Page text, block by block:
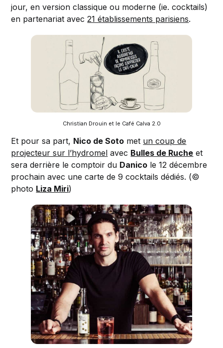
jour, en version classique ou moderne (ie. cocktails)
en partenariat avec21 établissements parisiens.
Christian Drouin et le Café Calva 2.0
Et pour sa part, Nico de Soto met un coup de
projecteur sur l’hydromel avec Bulles de Ruche et
sera derrière le comptoir du Danico le 12 décembre
prochain avec une carte de 9 cocktails dédiés. (©
photo Liza Miri)